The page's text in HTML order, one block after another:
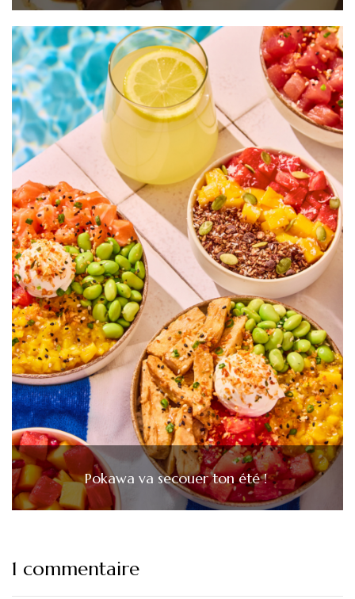
Pokawa va secouer ton été !
1 commentaire